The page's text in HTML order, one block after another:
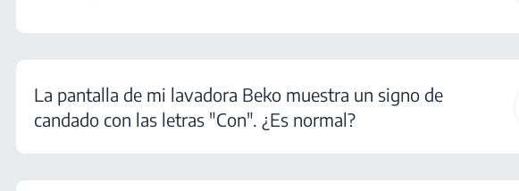
La pantalla de mi lavadora Beko muestra un signo de
candado con las letras "Con". ¿Es normal?